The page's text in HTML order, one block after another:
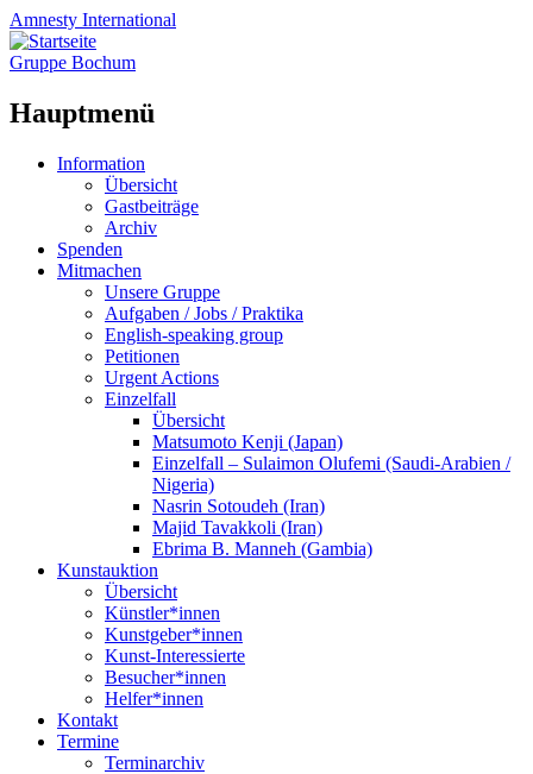
Amnesty International
Gruppe Bochum
Hauptmenü
Zum
Information
Übersicht
Gastbeiträge
Archiv
Spenden
Mitmachen
Unsere Gruppe
Aufgaben / Jobs / Praktika
English-speaking group
Petitionen
Urgent Actions
Einzelfall
Übersicht
Matsumoto Kenji (Japan)
Einzelfall – Sulaimon Olufemi (Saudi-Arabien /
Nigeria)
Nasrin Sotoudeh (Iran)
Majid Tavakkoli (Iran)
Ebrima B. Manneh (Gambia)
Kunstauktion
Übersicht
Künstler*innen
Kunstgeber*innen
Kunst-Interessierte
Besucher*innen
Helfer*innen
Kontakt
Termine
Terminarchiv